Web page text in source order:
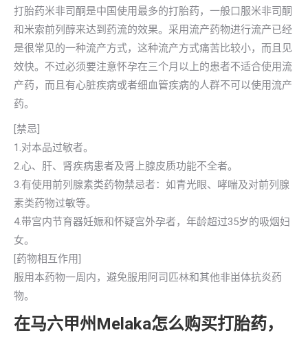
打胎药米非司酮是中国使用最多的打胎药，一般口服米非司酮
和米索前列醇来达到药流的效果。采用流产药物进行流产已经
是很常见的一种流产方式，这种流产方式痛苦比较小，而且见
效快。不过必须要注意怀孕在三个月以上的患者不适合使用流
产药，而且有心脏疾病或者细血管疾病的人群不可以使用流产
药。
[禁忌]
1.对本品过敏者。
2.心、肝、肾疾病患者及肾上腺皮质功能不全者。
3.有使用前列腺素类药物禁忌者：如青光眼、哮喘及对前列腺
素类药物过敏等。
4.带宫内节育器妊娠和怀疑宫外孕者，年龄超过35岁的吸烟妇
女。
[药物相互作用]
服用本药物一周内，避免服用阿司匹林和其他非畄体抗炎药
物。
在马六甲州Melaka怎么购买打胎药，